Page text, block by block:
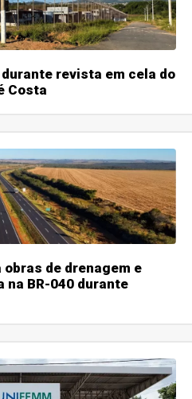
revista em cela do
Costa
de drenagem e
na BR-040 durante